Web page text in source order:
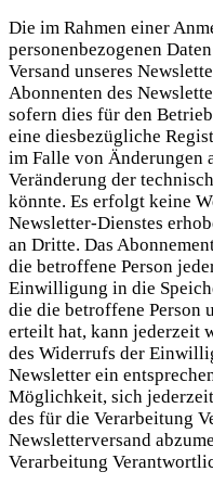
Die im Rahmen einer
personenbezogenen
Versand unseres
Abonnenten des
sofern dies für den
eine diesbezügliche
im Falle von Änderungen
Veränderung der
könnte. Es erfolgt keine
Newsletter-Dienstes
an Dritte. Das
die betroffene Person
Einwilligung in die
die die betroffene Person
erteilt hat, kann jederzeit
des Widerrufs der
Newsletter ein
Möglichkeit, sich
des für die Verarbeitung
Newsletterversand
Verarbeitung